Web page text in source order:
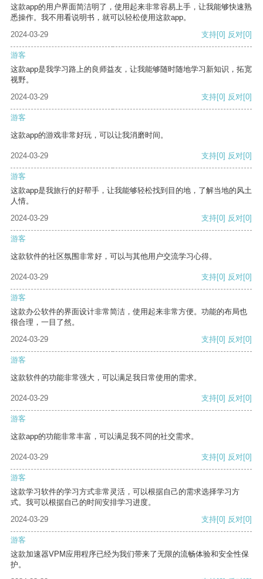
这款app的用户界面简洁明了，使用起来非常容易上手，让我能够快速熟
悉操作。我不用看说明书，就可以轻松使用这款app。
2024-03-29
支持[0] 反对[0]
游客
这款app是我学习路上的良师益友，让我能够随时随地学习新知识，拓宽
视野。
2024-03-29
支持[0] 反对[0]
游客
这款app的游戏非常好玩，可以让我消磨时间。
2024-03-29 支持[0] 反对[0]
游客
这款app是我旅行的好帮手，让我能够轻松找到目的地，了解当地的风土
人情。
2024-03-29
支持[0] 反对[0]
游客
这款软件的社区氛围非常好，可以与其他用户交流学习心得。
2024-03-29 支持[0] 反对[0]
游客
这款办公软件的界面设计非常简洁，使用起来非常方便。功能的布局也
很合理，一目了然。
2024-03-29
支持[0] 反对[0]
游客
这款软件的功能非常强大，可以满足我日常使用的需求。
2024-03-29 支持[0] 反对[0]
游客
这款app的功能非常丰富，可以满足我不同的社交需求。
2024-03-29 支持[0] 反对[0]
游客
这款学习软件的学习方式非常灵活，可以根据自己的需求选择学习方
式。我可以根据自己的时间安排学习进度。
2024-03-29
支持[0] 反对[0]
游客
这款加速器VPM应用程序已经为我们带来了无限的流畅体验和安全性保
护。